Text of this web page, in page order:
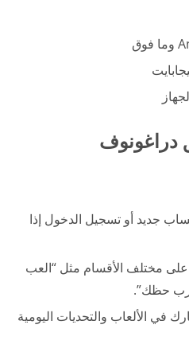
دراغونوف
جديد أو تسجيل الدخول إذا
مختلف الأقسام مثل “العب
حظك”.
في الألعاب والتحديات اليومية